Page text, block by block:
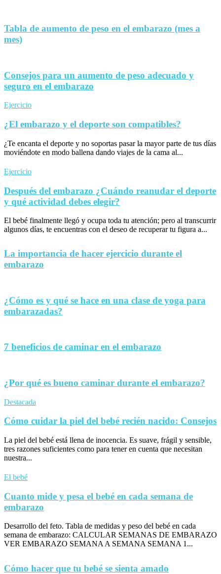
Tabla de aumento de peso en el embarazo (mes a
mes)
Consejos para un aumento de peso adecuado y
seguro en el embarazo
Ejercicio
¿El embarazo y el deporte son compatibles?
¿Te encanta el deporte y no soportas pasar la mayor parte de tus días
moviéndote en modo ballena dando viajes de la cama al...
Ejercicio
Después del embarazo ¿Cuándo reanudar el deporte
y qué actividad debes elegir?
El bebé finalmente llegó y ocupa toda tu atención; pero al transcurrir
algunos días, te encuentras con el deseo de recuperar tu figura a...
La importancia de hacer ejercicio durante el
embarazo
¿Cómo es y qué se hace en una clase de yoga para
embarazadas?
7 beneficios de caminar en el embarazo
¿Por qué es bueno caminar durante el embarazo?
Destacada
Cómo cuidar la piel del bebé recién nacido: Consejos
La piel del bebé está llena de inocencia. Es suave, frágil y sensible,
tres razones suficientes como para tener en cuenta que necesitan
nuestra...
El bebé
Cuanto mide y pesa el bebé en cada semana de
embarazo
Desarrollo del feto. Tabla de medidas y peso del bebé en cada
semana de embarazo: CALCULAR SEMANAS DE EMBARAZO
VER EMBARAZO SEMANA A SEMANA SEMANA 1...
Cómo hacer que tu bebé se sienta amado